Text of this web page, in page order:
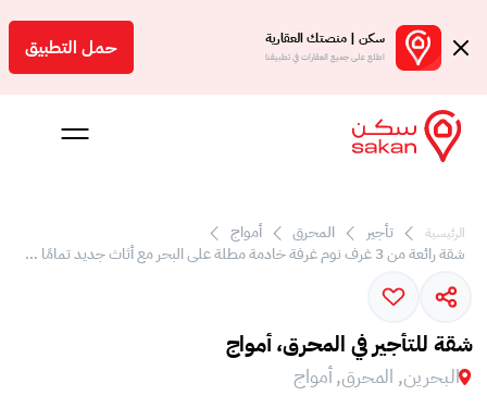
سكن | منصتك العقارية
اطلع على جميع العقارات في تطبيقنا حمل التطبيق
بالعمولة
الرئيسية تأجير المحرق
أمواج
شقة رائعة من 3 غرف نوم غرفة خادمة مطلة على البحر مع أثاث جديد تمامًا للإيجار في تالا ، جزيرة أمواج
شقة للتأجير في المحرق، أمواج
البحرين, المحرق, أمواج